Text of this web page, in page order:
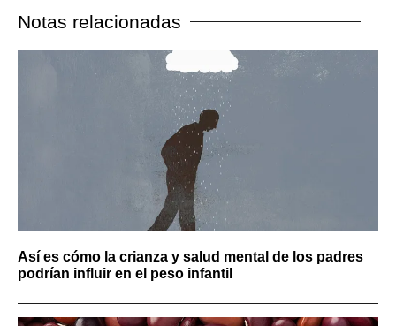
Notas relacionadas
Así es cómo la crianza y salud mental de los padres
podrían influir en el peso infantil